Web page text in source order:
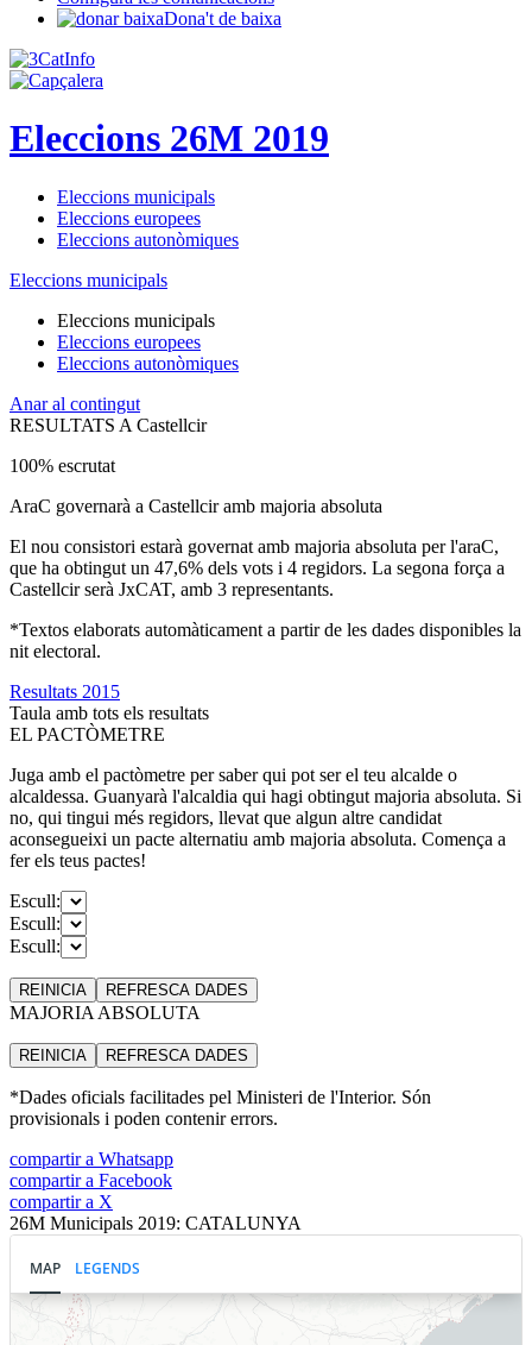
Dona't de baixa
Eleccions 26M 2019
Eleccions municipals
Eleccions europees
Eleccions autonòmiques
Eleccions municipals
Eleccions municipals
Eleccions europees
Eleccions autonòmiques
Anar al contingut
RESULTATS A Castellcir
100% escrutat
AraC governarà a Castellcir amb majoria absoluta
El nou consistori estarà governat amb majoria absoluta per l'araC,
que ha obtingut un 47,6% dels vots i 4 regidors. La segona força a
Castellcir serà JxCAT, amb 3 representants.
*Textos elaborats automàticament a partir de les dades disponibles la
nit electoral.
Resultats 2015
Taula amb tots els resultats
EL PACTÒMETRE
Juga amb el pactòmetre per saber qui pot ser el teu alcalde o
alcaldessa. Guanyarà l'alcaldia qui hagi obtingut majoria absoluta. Si
no, qui tingui més regidors, llevat que algun altre candidat
aconsegueixi un pacte alternatiu amb majoria absoluta. Comença a
fer els teus pactes!
Escull:
Escull:
Escull:
REINICIA REFRESCA DADES
MAJORIA ABSOLUTA
REINICIA REFRESCA DADES
*Dades oficials facilitades pel Ministeri de l'Interior. Són
provisionals i poden contenir errors.
compartir a Whatsapp
compartir a Facebook
compartir a X
26M Municipals 2019: CATALUNYA